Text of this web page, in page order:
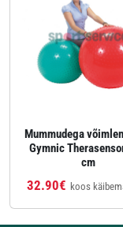
Mummudega
Gymnic
cm
32.90€ koos